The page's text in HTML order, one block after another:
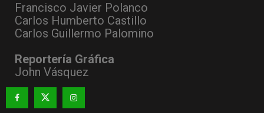
Francisco Javier Polanco
Carlos Humberto Castillo
Carlos Guillermo Palomino
Reportería Gráfica
John Vásquez